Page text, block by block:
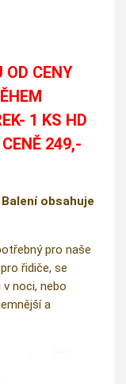
OD CENY
1 KS HD
249,-
Balení obsahuje
pro naše
řidiče, se
noci, nebo
a